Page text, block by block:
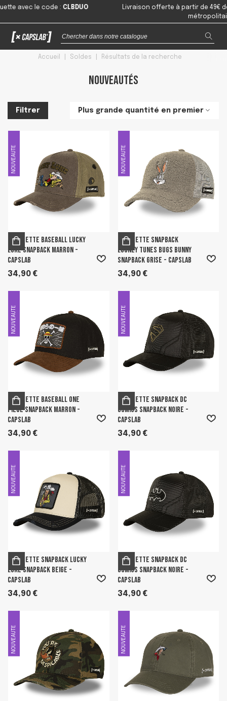
le code:CLBDUO
Livraison offerte à partir de 49€ de
métropolitaine
Accueil Soldes Résultats de la recherche
Nouveautés
Filtrer Plus grande quantité en premier
NOUVEAUTE
Casquette Baseball Lucky
Luke Snapback Marron -
Capslab
34,90 €
NOUVEAUTE
Casquette Snapback
Looney Tunes Bugs Bunny
Snapback Grise - Capslab
34,90 €
NOUVEAUTE
Casquette Baseball One
Piece Snapback Marron -
Capslab
34,90 €
NOUVEAUTE
Casquette Snapback Dc
Comics Snapback Noire -
Capslab
34,90 €
NOUVEAUTE
Casquette Snapback Lucky
Luke Snapback Beige -
Capslab
34,90 €
NOUVEAUTE
Casquette Snapback Dc
Comics Snapback Noire -
Capslab
34,90 €
NOUVEAUTE NOUVEAUTE